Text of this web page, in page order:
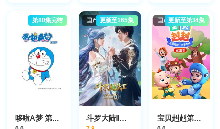
第80集完结
哆啦A梦 第5季
国产动漫更新至165集
斗罗大陆Ⅱ绝世唐门
国产动漫更新至第34集
宝贝赳赳第五季